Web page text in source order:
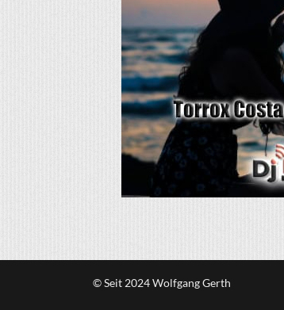
© Seit 2024 Wolfgang Gerth